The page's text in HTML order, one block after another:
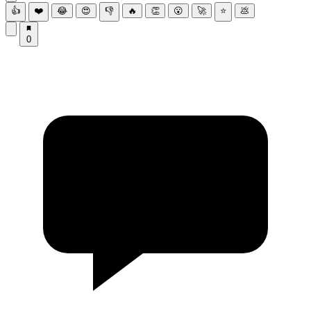
👍 ❤️ 😂 😍 👎 🔥 👏 😮 🚀 ⭐ 💩
0